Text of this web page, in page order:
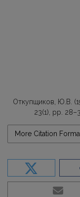
Откупщиков, Ю.В.
23(1), pp.
More Citation